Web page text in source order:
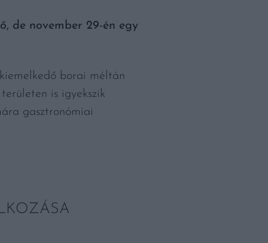
de november 29-én egy
borai méltán
is igyekszik
gasztronómiai